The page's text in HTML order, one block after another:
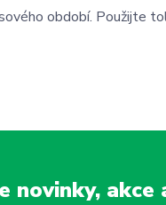
období. Použijte
novinky, akce